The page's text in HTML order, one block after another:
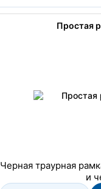
Простая
Черная траурная
и